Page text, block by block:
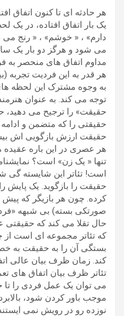
هر حادثه ای تا کنون اتفاق
یک بار اتفاق افتاده، در
دارم» ، « خوشم» ، « رنج می
می شود و هرگز دو بار یک
مداوم اتفاق های منحصر به
هر قدر به این فردیت تجربه
به وجوه مشترک این لحظه
توجه می کند. به عنوان
حقیقت» را ترجیح می دهید،
حقیقتی را که متضمن و
حقیقت ارزش بازگویی اش
هر عصری در این باره عقیده
تنها « یک زن» است؟
است! تئاتر این شایسته گی
حقیقت را بازگوید. یک پایش
کرده. چون هر بازیگر که
صورتکی بسته) بی شبهه
حال تقلا می کند که حقیقتی
که تئاتر مجموعه ای است از
بستگی آن را به حقیقت به
کند. زمان ظرف بیان عالی
تئاتر ظرف بیان اتفاق های
می توان یک عمل فردی را تا
موجب باور کردن شود،
نوزده رو در رویش نمی